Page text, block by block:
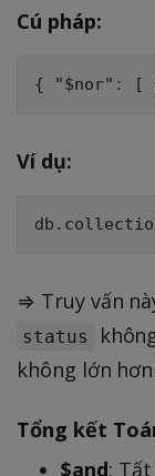
Cú pháp:
{ "$nor" : [
Ví dụ:
⇒ Truy vấn
status
không lớn
Tổng kết
$and: